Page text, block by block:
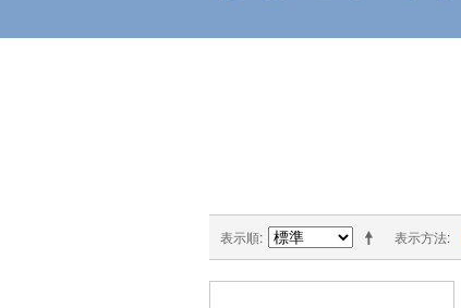
表示方法
表示順